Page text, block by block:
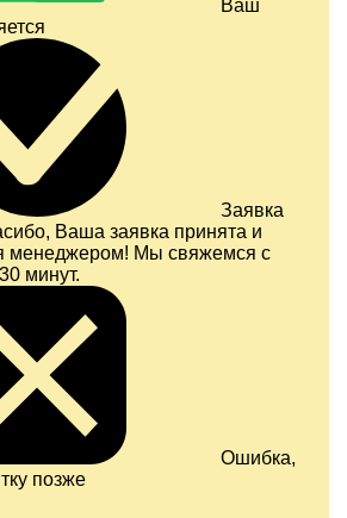
Ваш
Заявка
Ваша заявка принята и
менеджером! Мы свяжемся с
минут.
Ошибка,
позже